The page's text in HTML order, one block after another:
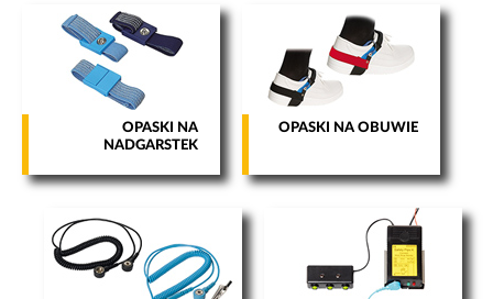
OPASKI NA
NADGARSTEK
OPASKI NA OBUWIE
Statystyka
Abyśmy mogli
funkcjonalność
internetowej,
używana.